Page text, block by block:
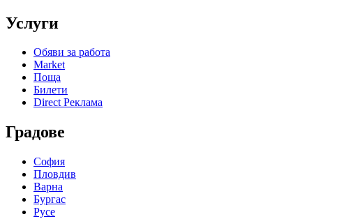
Услуги
Обяви за работа
Market
Поща
Билети
Direct Реклама
Градове
София
Пловдив
Варна
Бургас
Русе